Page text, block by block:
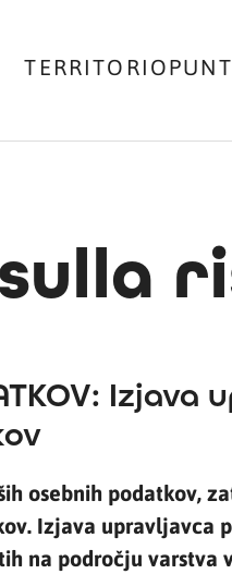
TERRITORIO
osebnih podatkov,
Izjava upravljavca
na področju varstva